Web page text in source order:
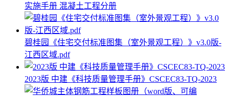
实施手册 混凝土工程分册
碧桂园《住宅交付标准图集（室外景观工程）》v3.0版-
江西区域.pdf
2023版 中建《科技质量管理手册》CSCEC83-TQ-2023